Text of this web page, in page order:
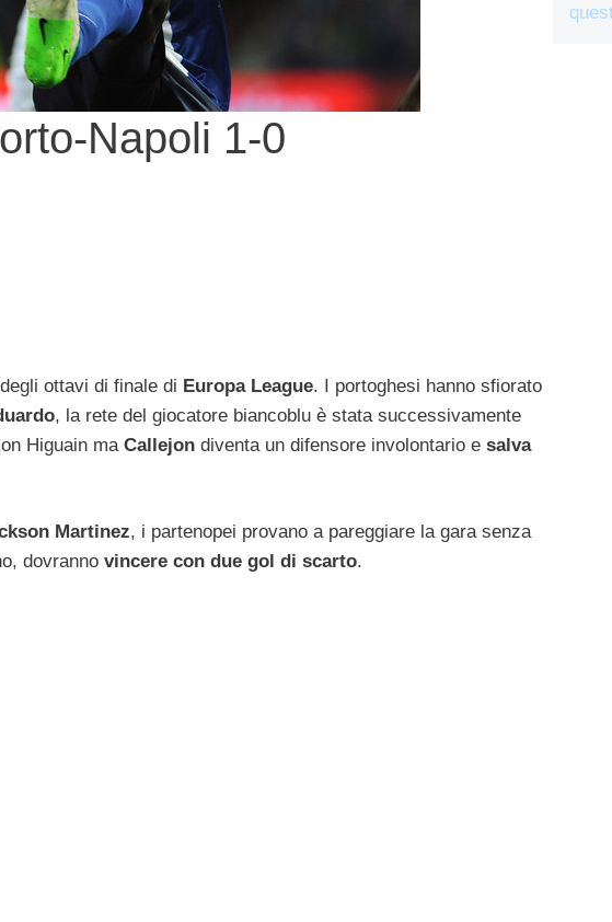
Napoli 1-0
ottavi di finale di Europa League. I portoghesi hanno sfiorato
, la rete del giocatore biancoblu è stata successivamente
Higuain ma Callejon diventa un difensore involontario e salva
Martinez, i partenopei provano a pareggiare la gara senza
dovranno vincere con due gol di scarto.